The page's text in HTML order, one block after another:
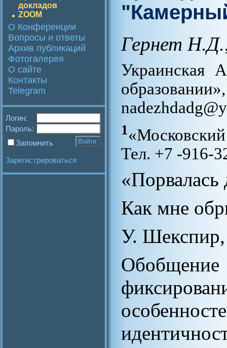
докладов
ZOOM
О Конференции
Вопросы и ответы
Архив публикаций
Фотогалерея
О сайте
Контакты
Telegram
Логин:
Пароль:
Запомнить
Зарегистрироваться
Гернет Н.Д.
Украинская
1
Тел. +7 -916-
Как мне
У. Шекспир,